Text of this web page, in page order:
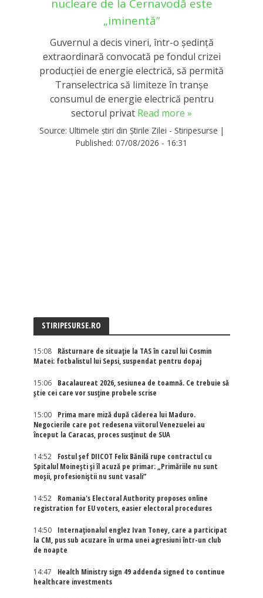
nucleare de la Cernavodă este
„iminentă”
Guvernul a decis vineri, într-o ședință
extraordinară convocată pe fondul crizei
producției de energie electrică, să permită
Transelectrica să limiteze în tranșe
consumul de energie electrică pentru
sectorul privat Read more »
Source: Ultimele știri din Știrile Zilei - Stiripesurse |
Published: 07/08/2026 - 16:31
STIRIPESURSE.RO
15:08
Răsturnare de situație la TAS în cazul lui Cosmin
Matei: fotbalistul lui Sepsi, suspendat pentru dopaj
15:06
Bacalaureat 2026, sesiunea de toamnă. Ce trebuie să
știe cei care vor susține probele scrise
15:00
Prima mare miză după căderea lui Maduro.
Negocierile care pot redesena viitorul Venezuelei au
început la Caracas, proces susținut de SUA
14:52
Fostul șef DIICOT Felix Bănilă rupe contractul cu
Spitalul Moinești și îl acuză pe primar: „Primăriile nu sunt
moșii, profesioniștii nu sunt vasali”
14:52
Romania's Electoral Authority proposes online
registration for EU voters, easier electoral procedures
14:50
Internaţionalul englez Ivan Toney, care a participat
la CM, pus sub acuzare în urma unei agresiuni într-un club
de noapte
14:47
Health Ministry sign 49 addenda signed to continue
healthcare investments